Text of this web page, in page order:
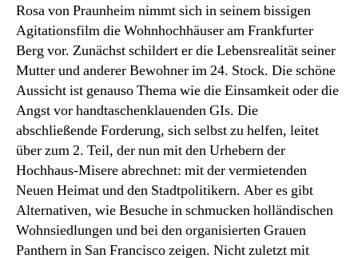
Rosa von Praunheim nimmt sich in seinem bissigen
Agitationsfilm die Wohnhochhäuser am Frankfurter
Berg vor. Zunächst schildert er die Lebensrealität seiner
Mutter und anderer Bewohner im 24. Stock. Die schöne
Aussicht ist genauso Thema wie die Einsamkeit oder die
Angst vor handtaschenklauenden GIs. Die
abschließende Forderung, sich selbst zu helfen, leitet
über zum 2. Teil, der nun mit den Urhebern der
Hochhaus-Misere abrechnet: mit der vermietenden
Neuen Heimat und den Stadtpolitikern. Aber es gibt
Alternativen, wie Besuche in schmucken holländischen
Wohnsiedlungen und bei den organisierten Grauen
Panthern in San Francisco zeigen. Nicht zuletzt mit